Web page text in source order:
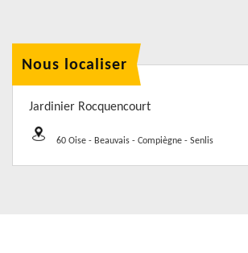
Nous localiser
Jardinier Rocquencourt
60 Oise - Beauvais - Compiègne - Senlis